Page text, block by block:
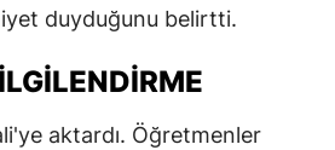
duyduğunu belirtti.
aktardı. Öğretmenler